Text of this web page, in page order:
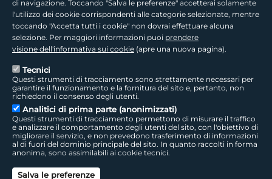
footer - sezione logo2
footer - sezione colophon
Sede Legale: Via della Liberazione, 15 - 40128 Bologna BO
footer - sezione link utili
Seguici sui social
LepidaTV | Accessibilità | Cookie | Privacy | Social Media Policy
di navigazione. Toccando "Salva le preferenze" accetterai solamente
l'utilizzo dei cookie corrispondenti alle categorie selezionate, mentre
toccando "Accetta tutti i cookie" non dovrai effettuare alcuna
selezione. Per maggiori informazioni puoi prendere
visione dell'informativa sui cookie (apre una nuova pagina).
Tecnici
Questi strumenti di tracciamento sono strettamente necessari per
garantire il funzionamento e la fornitura del sito e, pertanto, non
richiedono il consenso degli utenti.
Analitici di prima parte (anonimizzati)
Questi strumenti di tracciamento permettono di misurare il traffico
e analizzare il comportamento degli utenti del sito, con l'obiettivo di
migliorare il servizio, e non prevedono trasferimento di informazioni
al di fuori del dominio principale del sito. In quanto raccolti in forma
anonima, sono assimilabili ai cookie tecnici.
Salva le preferenze